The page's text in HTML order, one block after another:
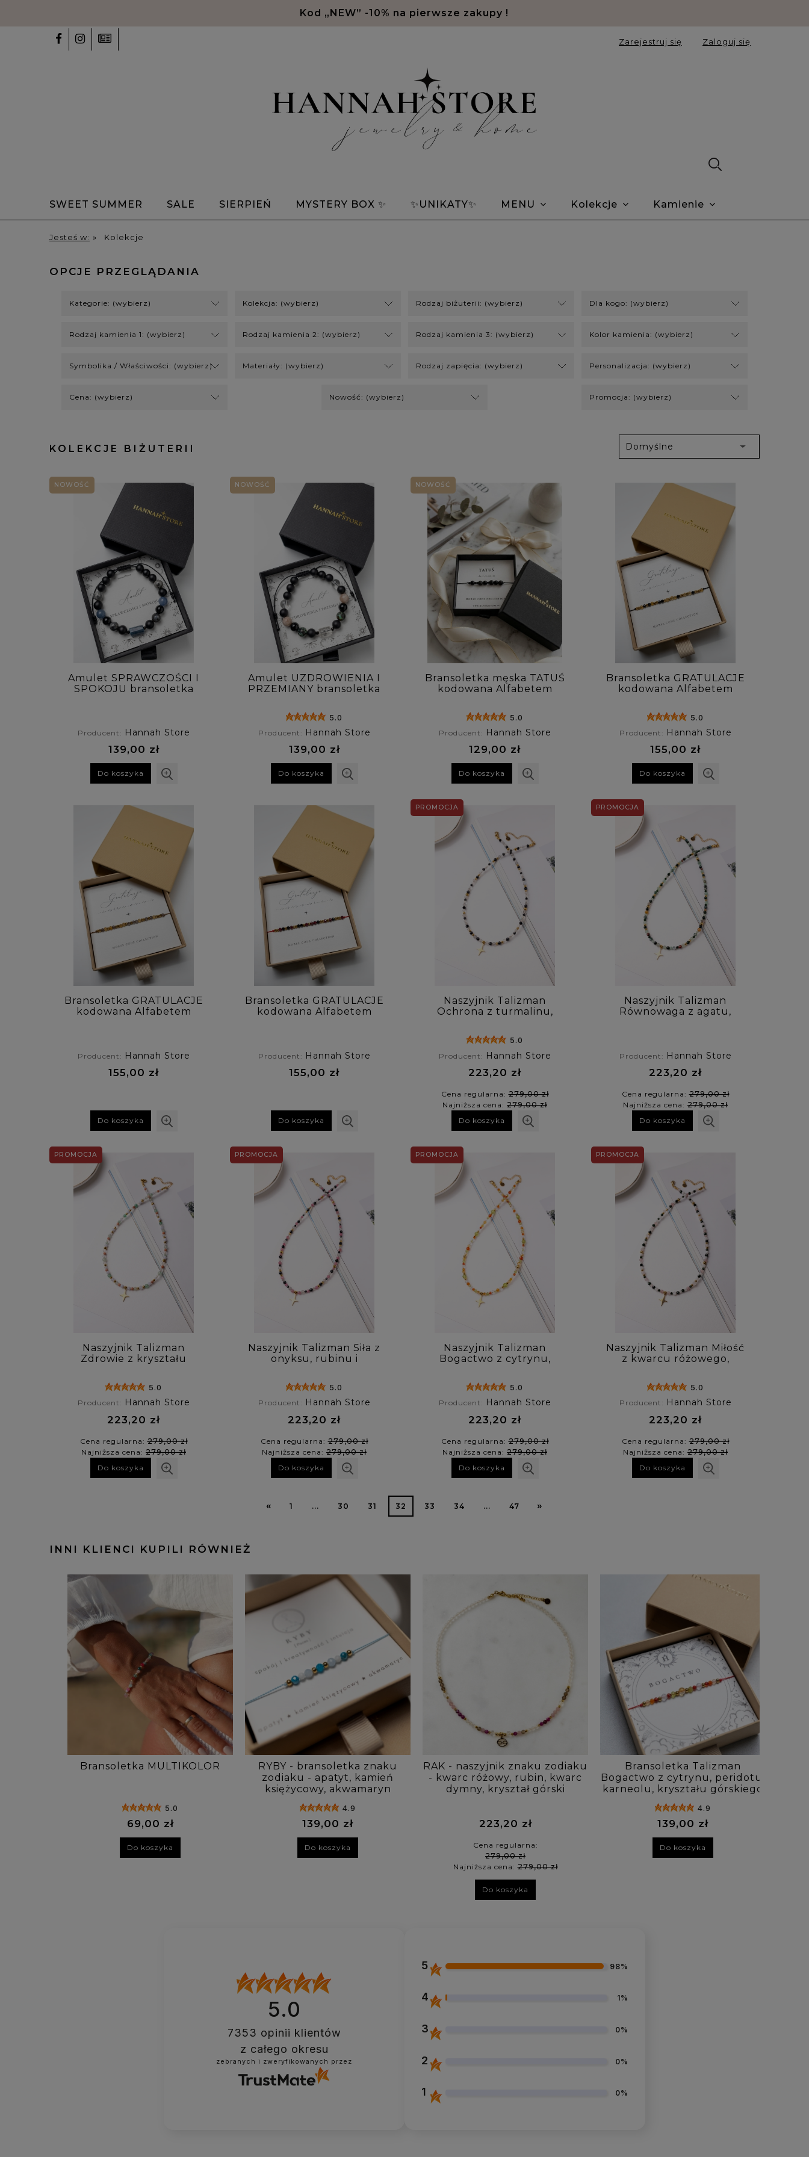
Kod „NEW” -10% na pierwsze zakupy !
Zarejestruj się Zaloguj się
SWEET SUMMER SALE SIERPIEŃ MYSTERY BOX ✨ ✨UNIKATY✨ MENU Kolekcje Kamienie
Okazje ✨Talizmany✨
Jesteś w: » Kolekcje
OPCJE PRZEGLĄDANIA
Kategorie: (wybierz) Kolekcja: (wybierz) Rodzaj biżuterii: (wybierz) Dla kogo: (wybierz)
Rodzaj kamienia 1: (wybierz) Rodzaj kamienia 2: (wybierz) Rodzaj kamienia 3: (wybierz) Kolor kamienia: (wybierz)
Symbolika / Właściwości: (wybierz) Materiały: (wybierz) Rodzaj zapięcia: (wybierz) Personalizacja: (wybierz)
Cena: (wybierz) Nowość: (wybierz) Promocja: (wybierz)
KOLEKCJE BIŻUTERII
Amulet SPRAWCZOŚCI I
SPOKOJU bransoletka
Producent: Hannah Store
139,00 zł
Do koszyka
NOWOŚĆ
Amulet UZDROWIENIA I
PRZEMIANY bransoletka
afrykańskiego, kamienia
słonecznego, kryształu
górskiego i onyksu
5.0
Producent: Hannah Store
139,00 zł
Do koszyka
NOWOŚĆ
Bransoletka męska TATUŚ
kodowana Alfabetem
wulkanicznej
5.0
Producent: Hannah Store
129,00 zł
Do koszyka
NOWOŚĆ
Bransoletka GRATULACJE
kodowana Alfabetem
cytrynem
5.0
Producent: Hannah Store
155,00 zł
Do koszyka
Bransoletka GRATULACJE
kodowana Alfabetem
Producent: Hannah Store
155,00 zł
Do koszyka
Bransoletka GRATULACJE
kodowana Alfabetem
Producent: Hannah Store
155,00 zł
Do koszyka
Naszyjnik Talizman
Ochrona z turmalinu,
labradorytu
5.0
Producent: Hannah Store
223,20 zł
Cena regularna:279,00 zł
Najniższa cena: 279,00 zł
Do koszyka
PROMOCJA
Naszyjnik Talizman
Równowaga z agatu,
Producent: Hannah Store
223,20 zł
Cena regularna:279,00 zł
Najniższa cena: 279,00 zł
Do koszyka
PROMOCJA
Naszyjnik Talizman
Zdrowie z kryształu
awenturynu
5.0
Producent: Hannah Store
223,20 zł
Cena regularna:279,00 zł
Najniższa cena: 279,00 zł
Do koszyka
PROMOCJA
Naszyjnik Talizman Siła z
onyksu, rubinu i
5.0
Producent: Hannah Store
223,20 zł
Cena regularna:279,00 zł
Najniższa cena: 279,00 zł
Do koszyka
PROMOCJA
Naszyjnik Talizman
Bogactwo z cytrynu,
kryształu górskiego
5.0
Producent: Hannah Store
223,20 zł
Cena regularna:279,00 zł
Najniższa cena: 279,00 zł
Do koszyka
PROMOCJA
Naszyjnik Talizman Miłość
z kwarcu różowego,
księżycowego
5.0
Producent: Hannah Store
223,20 zł
Cena regularna:279,00 zł
Najniższa cena: 279,00 zł
Do koszyka
PROMOCJA
« 1 ... 30 31 32 33 34 ... 47 »
INNI KLIENCI KUPILI RÓWNIEŻ
Bransoletka MULTIKOLOR
5.0
69,00 zł
Do koszyka
RYBY - bransoletka znaku
zodiaku - apatyt, kamień
księżycowy, akwamaryn
4.9
139,00 zł
Do koszyka
RAK - naszyjnik znaku zodiaku
- kwarc różowy, rubin, kwarc
dymny, kryształ górski
223,20 zł
Cena regularna:
279,00 zł
Najniższa cena:279,00 zł
Do koszyka
Bransoletka Talizman
Bogactwo z cytrynu, peridotu,
karneolu, kryształu górskiego
4.9
139,00 zł
Do koszyka
5.0
7353 opinii klientów
z całego okresu
zebranych i zweryfikowanych przez
5 98%
4 1%
3 0%
2 0%
1 0%